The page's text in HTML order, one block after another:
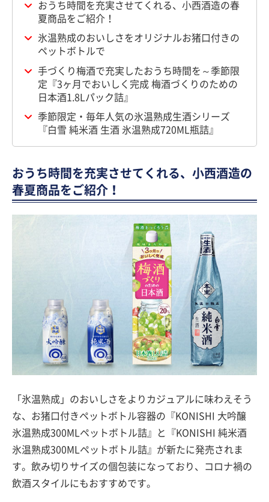
おうち時間を充実させてくれる、小西酒造の春
夏商品をご紹介！
氷温熟成のおいしさをオリジナルお猪口付きの
ペットボトルで
手づくり梅酒で充実したおうち時間を～季節限
定『3ヶ月でおいしく完成 梅酒づくりのための
日本酒1.8Lパック詰』
季節限定・毎年人気の氷温熟成生酒シリーズ
『白雪 純米酒 生酒 氷温熟成720ML瓶詰』
おうち時間を充実させてくれる、小西酒造の
春夏商品をご紹介！
「氷温熟成」のおいしさをよりカジュアルに味わえそう
な、お猪口付きペットボトル容器の『KONISHI 大吟醸
氷温熟成300MLペットボトル詰』と『KONISHI 純米酒
氷温熟成300MLペットボトル詰』が新たに発売されま
す。飲み切りサイズの個包装になっており、コロナ禍の
飲酒スタイルにもおすすめです。